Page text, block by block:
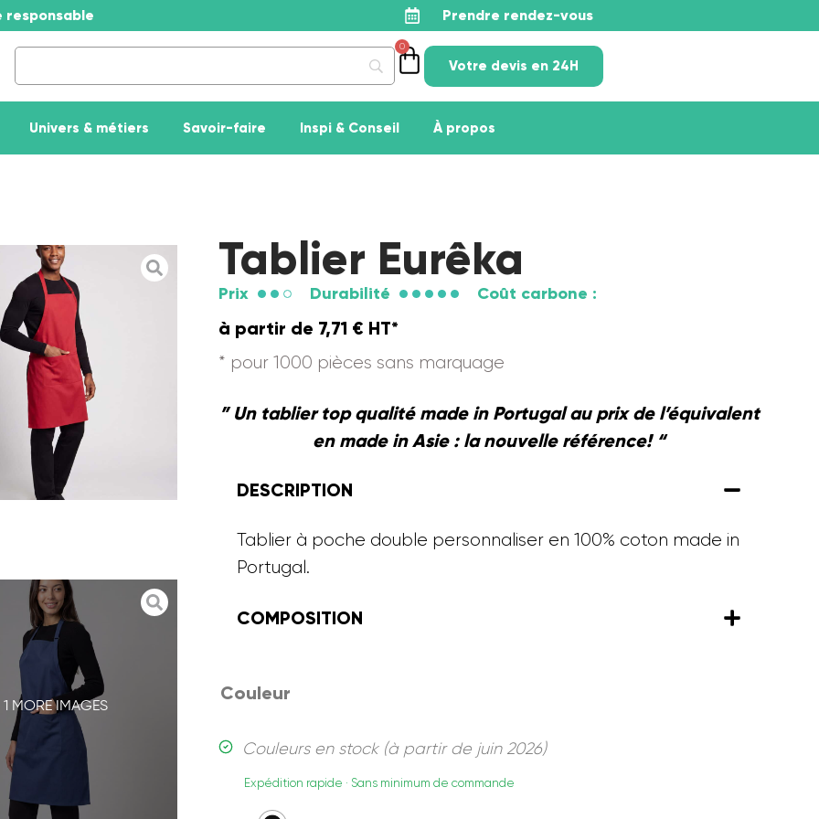
responsable Prendre rendez-vous
0
Votre devis en 24H
Univers & métiers Savoir-faire Inspi & Conseil À propos
1 MORE IMAGES
Tablier Eurêka
Prix Durabilité Coût carbone :
à partir de 7,71 € HT*
* pour 1000 pièces sans marquage
” Un tablier top qualité made in Portugal au prix de l’équivalent
en made in Asie : la nouvelle référence! “
DESCRIPTION
Tablier à poche double personnaliser en 100% coton made in
Portugal.
COMPOSITION
Couleur
Couleurs en stock (à partir de juin 2026)
Expédition rapide · Sans minimum de commande